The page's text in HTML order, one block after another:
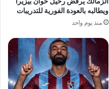
ويطالبه بالعودة الفورية للتدريبات
منذ يوم واحد